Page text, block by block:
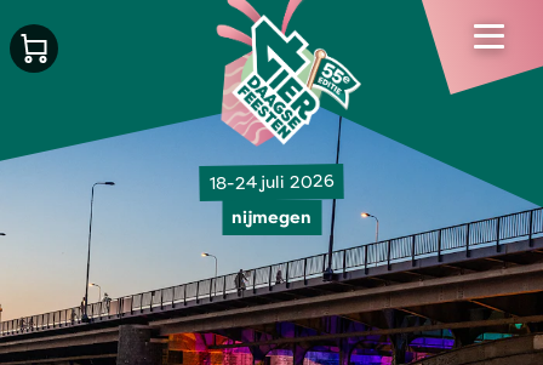
18-24 juli 2026
nijmegen